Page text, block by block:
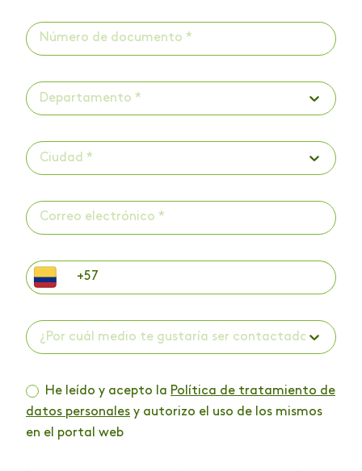
Departamento *
Ciudad *
¿Por cuál medio te gustaría ser contactado? *
He leído y acepto la Política de tratamiento de
datos personales y autorizo el uso de los mismos
en el portal web